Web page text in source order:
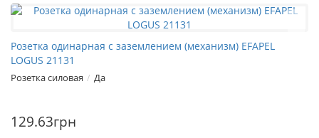
Розетка одинарная с заземлением (механизм) EFAPEL
LOGUS 21131
Розетка силовая Да
129.63грн